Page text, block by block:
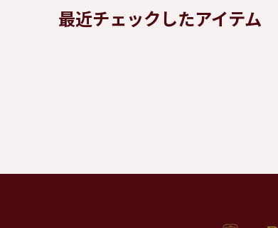
最近チェックしたアイテム